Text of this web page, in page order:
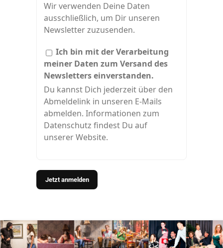
Wir verwenden Deine Daten
ausschließlich, um Dir unseren
Newsletter zuzusenden.
Ich bin mit der Verarbeitung
meiner Daten zum Versand des
Newsletters einverstanden.
Du kannst Dich jederzeit über den
Abmeldelink in unseren E-Mails
abmelden. Informationen zum
Datenschutz findest Du auf
unserer Website.